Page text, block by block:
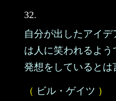
32.
自分が出したアイ
は人に笑われるよ
発想をしているとは
（ ビル・ゲイツ ）